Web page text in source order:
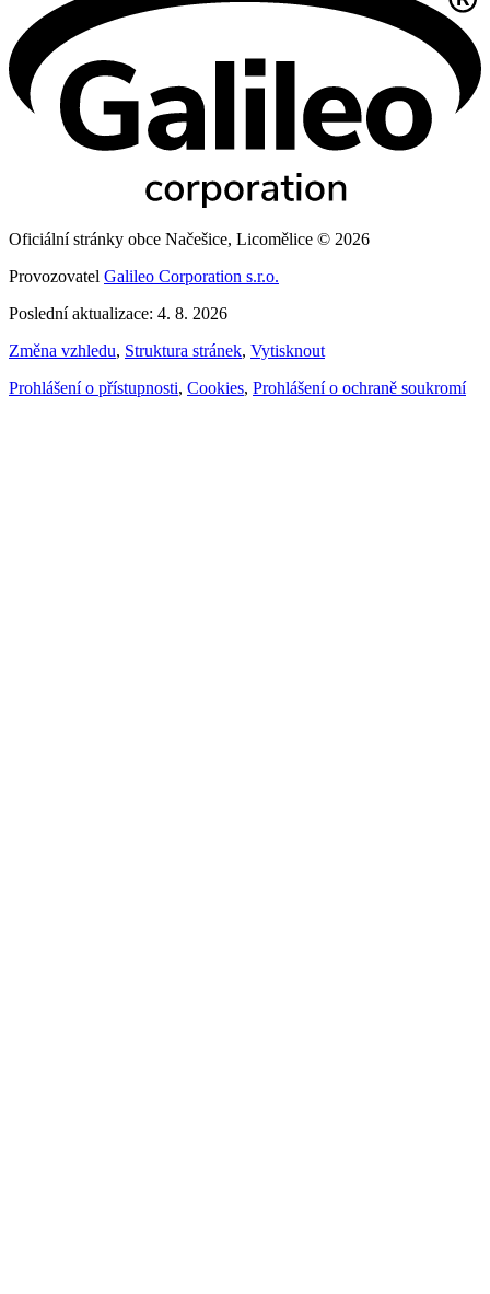
Oficiální stránky obce Načešice, Licomělice © 2026
Provozovatel Galileo Corporation s.r.o.
Poslední aktualizace: 4. 8. 2026
Změna vzhledu, Struktura stránek, Vytisknout
Prohlášení o přístupnosti, Cookies, Prohlášení o ochraně soukromí